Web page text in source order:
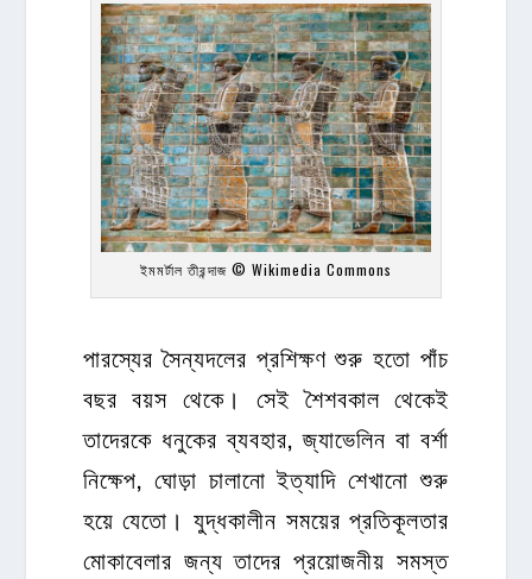
ইমমর্টাল তীরন্দাজ © Wikimedia Commons
পারস্যের সৈন্যদলের প্রশিক্ষণ শুরু হতো পাঁচ
বছর বয়স থেকে। সেই শৈশবকাল থেকেই
তাদেরকে ধনুকের ব্যবহার, জ্যাভেলিন বা বর্শা
নিক্ষেপ, ঘোড়া চালানো ইত্যাদি শেখানো শুরু
হয়ে যেতো। যুদ্ধকালীন সময়ের প্রতিকূলতার
মোকাবেলার জন্য তাদের প্রয়োজনীয় সমস্ত